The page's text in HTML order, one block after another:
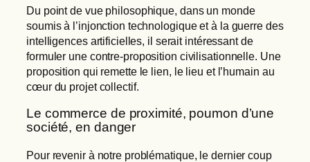
Du point de vue philosophique, dans un monde
soumis à l’injonction technologique et à la guerre des
intelligences artificielles, il serait intéressant de
formuler une contre-proposition civilisationnelle. Une
proposition qui remette le lien, le lieu et l’humain au
cœur du projet collectif.
Le commerce de proximité, poumon d’une
société, en danger
Pour revenir à notre problématique, le dernier coup